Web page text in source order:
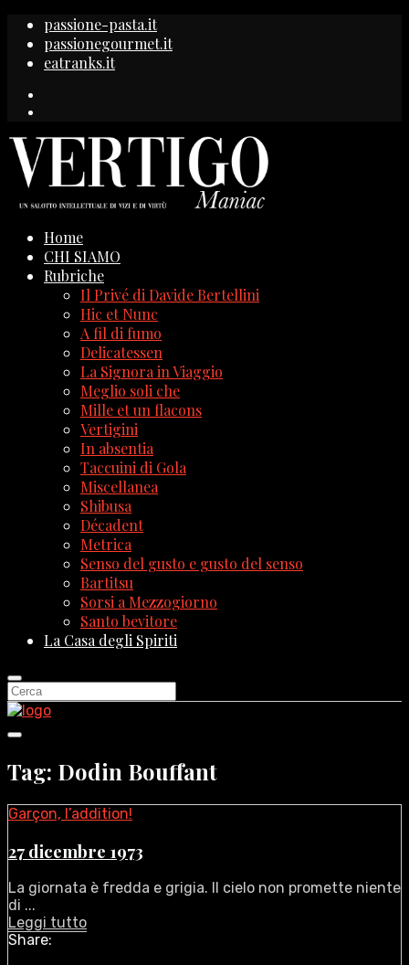
passione-pasta.it
passionegourmet.it
eatranks.it
Home
CHI SIAMO
Rubriche
Il Privé di Davide Bertellini
Hic et Nunc
A fil di fumo
Delicatessen
La Signora in Viaggio
Meglio soli che
Mille et un flacons
Vertigini
In absentia
Taccuini di Gola
Miscellanea
Shibusa
Décadent
Metrica
Senso del gusto e gusto del senso
Bartitsu
Sorsi a Mezzogiorno
Santo bevitore
La Casa degli Spiriti
Tag: Dodin Bouffant
Garçon, l’addition!
27 dicembre 1973
La giornata è fredda e grigia. Il cielo non promette niente
di ...
Leggi tutto
Share: